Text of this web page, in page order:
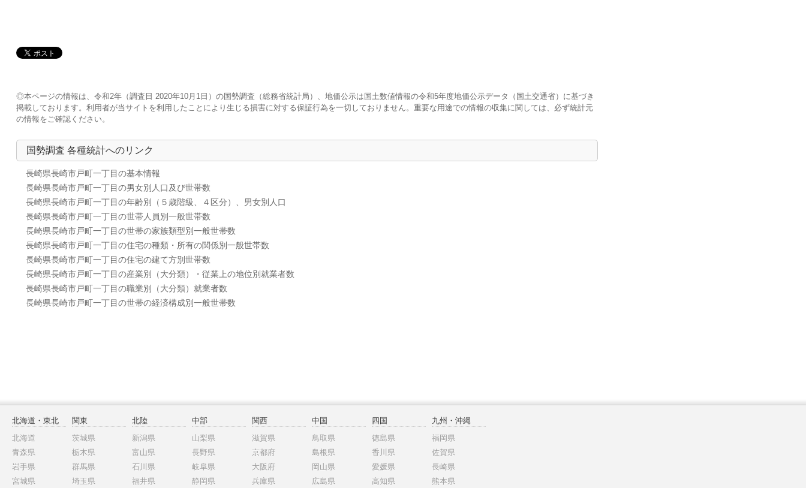
◎本ページの情報は、令和2年（調査日 2020年10月1日）の国勢調査（総務省統計局）、地価公示は国土数値情報の令和5年度地価公示データ（国土交通省）に基づき
掲載しております。利用者が当サイトを利用したことにより生じる損害に対する保証行為を一切しておりません。重要な用途での情報の収集に関しては、必ず統計元
の情報をご確認ください。
国勢調査 各種統計へのリンク
長崎県長崎市戸町一丁目の基本情報
長崎県長崎市戸町一丁目の男女別人口及び世帯数
長崎県長崎市戸町一丁目の年齢別（５歳階級、４区分）、男女別人口
長崎県長崎市戸町一丁目の世帯人員別一般世帯数
長崎県長崎市戸町一丁目の世帯の家族類型別一般世帯数
長崎県長崎市戸町一丁目の住宅の種類・所有の関係別一般世帯数
長崎県長崎市戸町一丁目の住宅の建て方別世帯数
長崎県長崎市戸町一丁目の産業別（大分類）・従業上の地位別就業者数
長崎県長崎市戸町一丁目の職業別（大分類）就業者数
長崎県長崎市戸町一丁目の世帯の経済構成別一般世帯数
北海道・東北
北海道
青森県
岩手県
宮城県
関東
茨城県
栃木県
群馬県
埼玉県
北陸
新潟県
富山県
石川県
福井県
中部
山梨県
長野県
岐阜県
静岡県
関西
滋賀県
京都府
大阪府
兵庫県
中国
鳥取県
島根県
岡山県
広島県
四国
徳島県
香川県
愛媛県
高知県
九州・沖縄
福岡県
佐賀県
長崎県
熊本県